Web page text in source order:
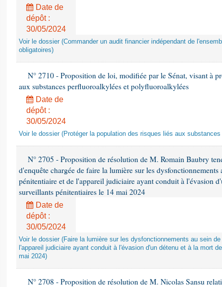
Dossiers législatifs
Budget et sécurité sociale
Questions écrites et orales
Comptes rendus des débats
Date de
dépôt :
30/05/2024
Voir le dossier (Commander un audit financier indépendant de
obligatoires)
N° 2710 - Proposition de loi, modifiée par le Sénat, visant à
aux substances perfluoroalkylées et polyfluoroalkylées
Date de
dépôt :
30/05/2024
Voir le dossier (Protéger la population des risques liés aux
N° 2705 - Proposition de résolution de M. Romain Baubry
d'enquête chargée de faire la lumière sur les
pénitentiaire et de l'appareil judiciaire ayant conduit à l'évasion
surveillants pénitentiaires le 14 mai 2024
Date de
dépôt :
30/05/2024
Voir le dossier (Faire la lumière sur les dysfonctionnements au sein
l'appareil judiciaire ayant conduit à l'évasion d'un détenu et à la mort
mai 2024)
N° 2708 - Proposition de résolution de M. Nicolas Sansu